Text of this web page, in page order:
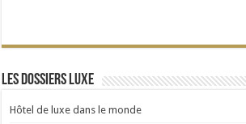
Les dossiers Luxe
Hôtel de luxe dans le monde